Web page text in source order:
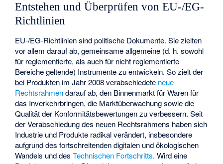
Entstehen und Überprüfen von EU-/EG-
Richtlinien
EU-/EG-Richtlinien sind politische Dokumente. Sie zielten
vor allem darauf ab, gemeinsame allgemeine (d. h. sowohl
für reglementierte, als auch für nicht reglementierte
Bereiche geltende) Instrumente zu entwickeln. So zielt der
bei Produkten im Jahr 2008 verabschiedete neue
Rechtsrahmendarauf ab, den Binnenmarkt für Waren für
das Inverkehrbringen, die Marktüberwachung sowie die
Qualität der Konformitätsbewertungen zu verbessern. Seit
der Verabschiedung des neuen Rechtsrahmens haben sich
Industrie und Produkte radikal verändert, insbesondere
aufgrund des fortschreitenden digitalen und ökologischen
Wandels und desTechnischen Fortschritts. Wird eine